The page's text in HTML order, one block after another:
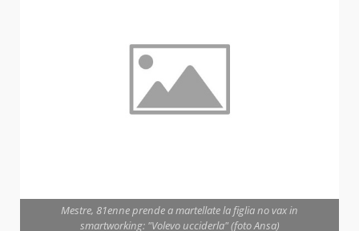
Mestre, 81enne prende a martellate la figlia no vax in
smartworking: "Volevo ucciderla" (foto Ansa)